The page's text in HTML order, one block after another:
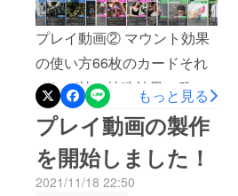
プレイ動画② マウント効果
の使い方66枚のカードそれ
ぞれが持つ特殊効果の発動
方法を紹介します。マウン
ティングワールドは能力を
使いこなすことで勝利に近
づく戦略型カードゲームで
もっと見る
プレイ動画の製作
を開始しました！
2021/11/18 22:50